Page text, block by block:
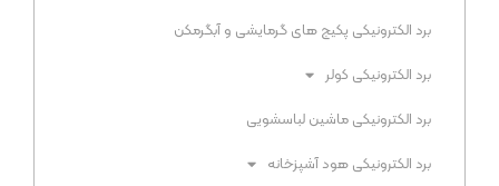
برد الکترونیکی پکیج های گرمایشی و آبگرمکن​
برد الکترونیکی کولر
برد الکترونیکی ماشین لباسشویی​
برد الکترونیکی هود آشپزخانه​